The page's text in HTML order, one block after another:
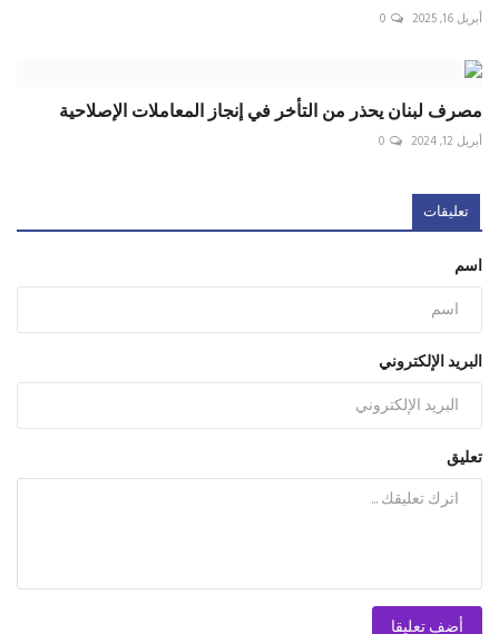
أبريل 16, 2025 0
مصرف لبنان يحذر من التأخر في إنجاز المعاملات الإصلاحية
أبريل 12, 2024 0
تعليقات
اسم
البريد الإلكتروني
تعليق
أضف تعليقا